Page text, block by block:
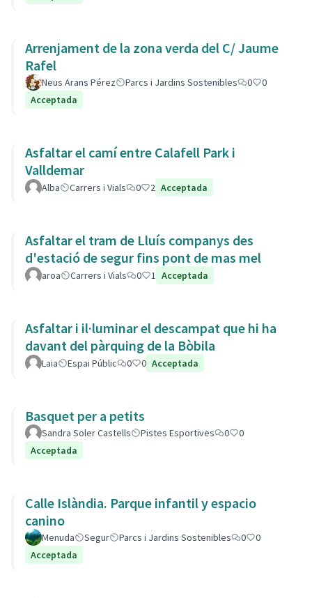
Arrenjament de la zona verda del C/ Jaume
Rafel
Neus Arans Pérez Parcs i Jardins Sostenibles 0
0
Acceptada
Asfaltar el camí entre Calafell Park i
Valldemar
Alba Carrers i Vials 0 2 Acceptada
Asfaltar el tram de Lluís companys des
d'estació de segur fins pont de mas mel
aroa Carrers i Vials 0 1 Acceptada
Asfaltar i il·luminar el descampat que hi ha
davant del pàrquing de la Bòbila
Laia Espai Públic 0 0 Acceptada
Basquet per a petits
Sandra Soler Castells Pistes Esportives 0
0
Acceptada
Calle Islàndia. Parque infantil y espacio
canino
Menuda Segur Parcs i Jardins Sostenibles 0
0
Acceptada